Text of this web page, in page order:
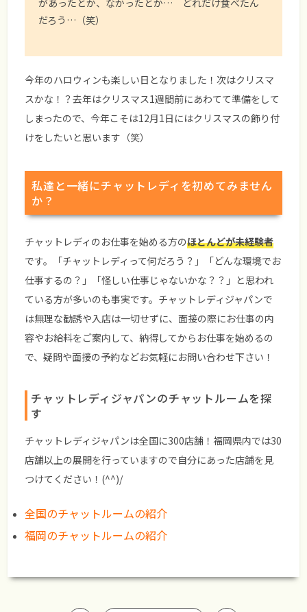
があったとか、なかったとか… どれだけ食べたん
だろう…（笑）
今年のハロウィンも楽しい日となりました！次はクリスマ
スかな！？去年はクリスマス1週間前にあわてて準備をして
しまったので、今年こそは12月1日にはクリスマスの飾り付
けをしたいと思います（笑）
私達と一緒にチャットレディを初めてみません
か？
チャットレディのお仕事を始める方のほとんどが未経験者
です。「チャットレディって何だろう？」「どんな環境でお
仕事するの？」「怪しい仕事じゃないかな？？」と思われ
ている方が多いのも事実です。チャットレディジャパンで
は無理な勧誘や入店は一切せずに、面接の際にお仕事の内
容やお給料をご案内して、納得してからお仕事を始めるの
で、疑問や面接の予約などお気軽にお問い合わせ下さい！
チャットレディジャパンのチャットルームを探
す
チャットレディジャパンは全国に300店舗！福岡県内では30
店舗以上の展開を行っていますので自分にあった店舗を見
つけてください！(^^)/
全国のチャットルームの紹介
福岡のチャットルームの紹介